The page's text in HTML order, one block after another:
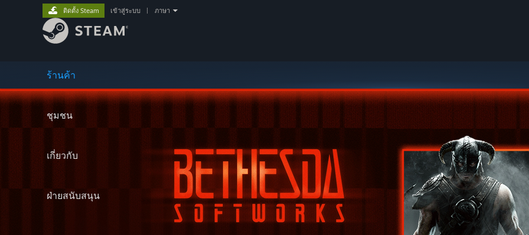
ร้านค้า
ชุมชน
เกี่ยวกับ
ฝ่ายสนับสนุน
ติดตั้ง Steam เข้าสู่ระบบ ภาษา